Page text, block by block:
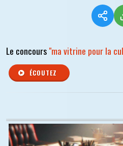
Le concours"ma vitrine pour la
ÉCOUTEZ